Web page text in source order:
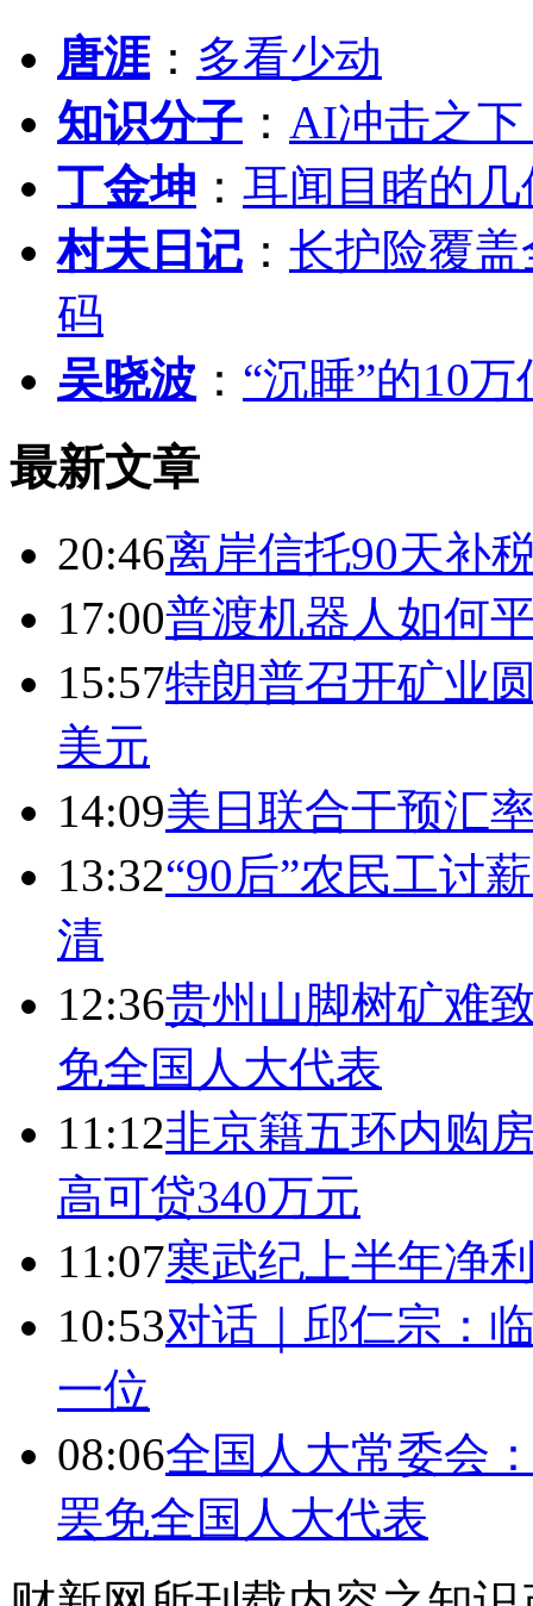
唐涯： 多看少动
知识分子 ： AI冲击之
丁金坤 ： 耳闻目睹的
村夫日记 ： 长护险覆
码
吴晓波 ： “沉睡”的10
最新文章
20:46离岸信托90天补
17:00普渡机器人如何
15:57特朗普召开矿业
美元
14:09美日联合干预汇
13:32“90后”农民工讨
清
12:36贵州山脚树矿难
免全国人大代表
11:12非京籍五环内购
高可贷340万元
11:07寒武纪上半年净
10:53对话｜邱仁宗：
一位
08:06全国人大常委会
罢免全国人大代表